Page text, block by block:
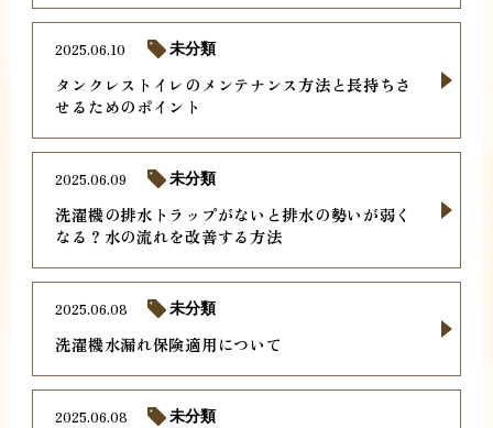
タンクレストイレのメンテナンス方法と長持ちさ
せるためのポイント
2025.06.10 未分類
洗濯機の排水トラップがないと排水の勢いが弱く
なる？水の流れを改善する方法
2025.06.09 未分類
洗濯機水漏れ保険適用について
2025.06.08 未分類
2025.06.08 未分類